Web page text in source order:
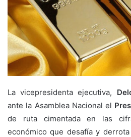
La vicepresidenta ejecutiva,
ante la Asamblea Nacional el
de ruta cimentada en las
económico que desafía y